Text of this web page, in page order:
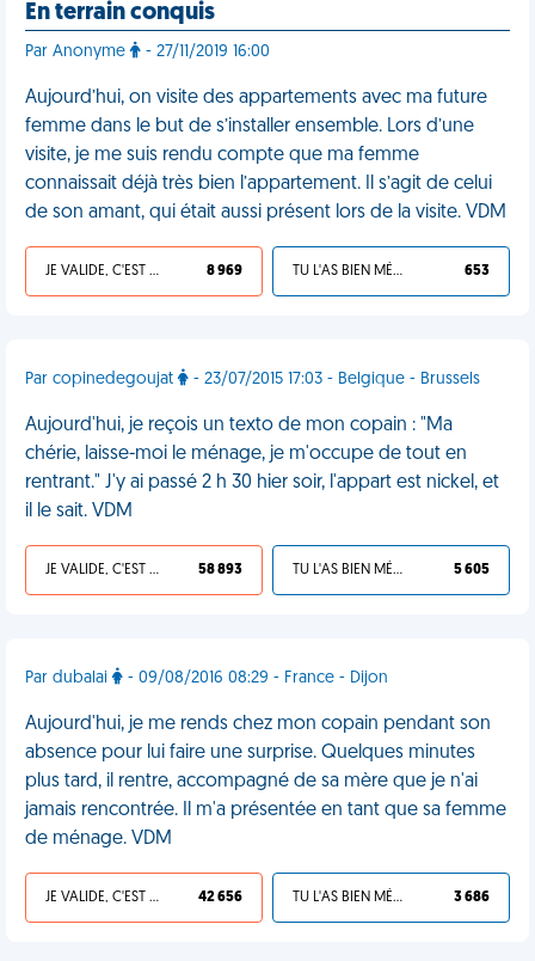
En terrain conquis
Par Anonyme - 27/11/2019 16:00
Aujourd’hui, on visite des appartements avec ma future
femme dans le but de s’installer ensemble. Lors d’une
visite, je me suis rendu compte que ma femme
connaissait déjà très bien l’appartement. Il s’agit de celui
de son amant, qui était aussi présent lors de la visite. VDM
JE VALIDE, C'EST UNE VDM 8 969 TU L'AS BIEN MÉRITÉ 653
Par copinedegoujat - 23/07/2015 17:03 - Belgique - Brussels
Aujourd'hui, je reçois un texto de mon copain : "Ma
chérie, laisse-moi le ménage, je m'occupe de tout en
rentrant." J'y ai passé 2 h 30 hier soir, l'appart est nickel, et
il le sait. VDM
JE VALIDE, C'EST UNE VDM 58 893 TU L'AS BIEN MÉRITÉ 5 605
Par dubalai - 09/08/2016 08:29 - France - Dijon
Aujourd'hui, je me rends chez mon copain pendant son
absence pour lui faire une surprise. Quelques minutes
plus tard, il rentre, accompagné de sa mère que je n'ai
jamais rencontrée. Il m'a présentée en tant que sa femme
de ménage. VDM
JE VALIDE, C'EST UNE VDM 42 656 TU L'AS BIEN MÉRITÉ 3 686